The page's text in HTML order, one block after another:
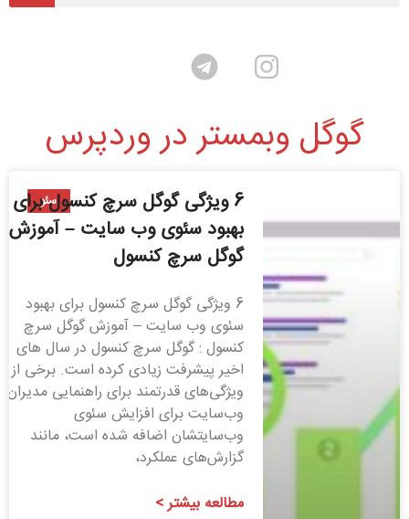
گوگل وبمستر در وردپرس
سئو
6 ویژگی گوگل سرچ کنسول برای
بهبود سئوی وب سایت – آموزش
گوگل سرچ کنسول
6 ویژگی گوگل سرچ کنسول برای بهبود
سئوی وب سایت – آموزش گوگل سرچ
کنسول : گوگل سرچ کنسول در سال های
اخیر پیشرفت زیادی کرده است. برخی از
ویژگی‌های قدرتمند برای راهنمایی مدیران
وب‌سایت برای افزایش سئوی
وب‌سایتشان اضافه شده است، مانند
گزارش‌های عملکرد،
مطالعه بیشتر >